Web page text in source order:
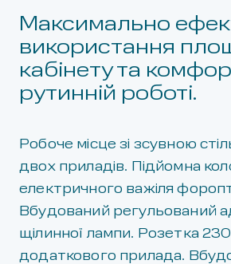
Максимально
використання
кабінету та
рутинній роботі.
Робоче місце зі зсувною
двох приладів. Підйомна
електричного важіля
Вбудований регульований
щілинної лампи. Розетка
додаткового прилада.